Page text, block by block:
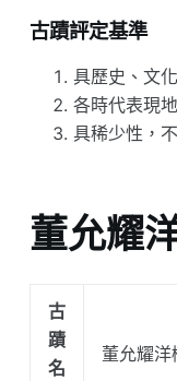
古蹟評定基準
具歷史、文
各時代表現
具稀少性，
董允耀
古
蹟
名
董允耀洋